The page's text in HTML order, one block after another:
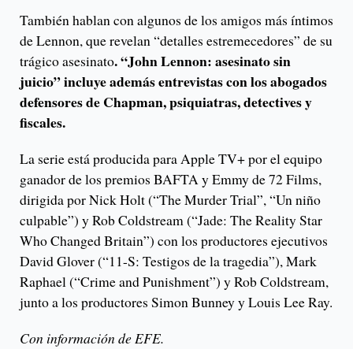
También hablan con algunos de los amigos más íntimos
de Lennon, que revelan “detalles estremecedores” de su
trágico asesinato. “John Lennon: asesinato sin
juicio” incluye además entrevistas con los abogados
defensores de Chapman, psiquiatras, detectives y
fiscales.
La serie está producida para Apple TV+ por el equipo
ganador de los premios BAFTA y Emmy de 72 Films,
dirigida por Nick Holt (“The Murder Trial”, “Un niño
culpable”) y Rob Coldstream (“Jade: The Reality Star
Who Changed Britain”) con los productores ejecutivos
David Glover (“11-S: Testigos de la tragedia”), Mark
Raphael (“Crime and Punishment”) y Rob Coldstream,
junto a los productores Simon Bunney y Louis Lee Ray.
Con información de EFE.